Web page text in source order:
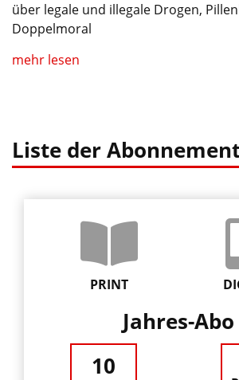
über legale und illegale Drogen,
Doppelmoral
mehr lesen
Liste der
PRINT
Jahres-Abo
10